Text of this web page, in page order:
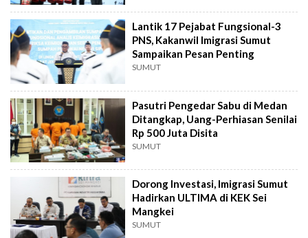
Lantik 17 Pejabat Fungsional-3
PNS, Kakanwil Imigrasi Sumut
Sampaikan Pesan Penting
SUMUT
Pasutri Pengedar Sabu di Medan
Ditangkap, Uang-Perhiasan Senilai
Rp 500 Juta Disita
SUMUT
Dorong Investasi, Imigrasi Sumut
Hadirkan ULTIMA di KEK Sei
Mangkei
SUMUT